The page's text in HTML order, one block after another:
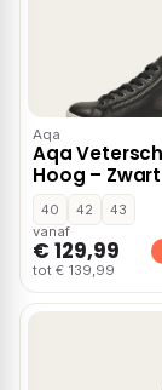
Aqa
Aqa
Hoog – Zwart
40 42
43
vanaf
€ 129,99
tot € 139,99